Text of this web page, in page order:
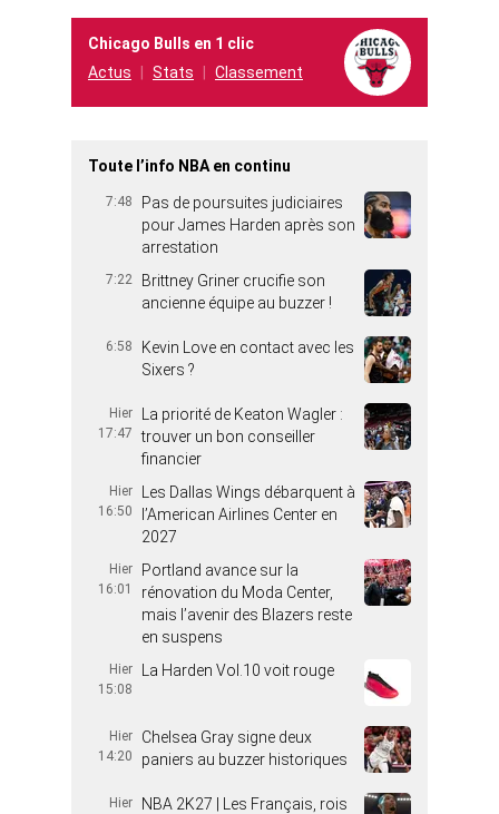
Chicago Bulls en 1 clic
Actus
Stats Classement
Toute l’info NBA en continu
7:48
Pas de poursuites judiciaires
pour James Harden après son
arrestation
7:22
Brittney Griner crucifie son
ancienne équipe au buzzer !
6:58
Kevin Love en contact avec les
Sixers ?
Hier
17:47
La priorité de Keaton Wagler :
trouver un bon conseiller
financier
Hier
16:50
Les Dallas Wings débarquent à
l’American Airlines Center en
2027
Hier
16:01
Portland avance sur la
rénovation du Moda Center,
mais l’avenir des Blazers reste
en suspens
Hier
15:08
La Harden Vol.10 voit rouge
Hier
14:20
Chelsea Gray signe deux
paniers au buzzer historiques
Hier
NBA 2K27 | Les Français, rois